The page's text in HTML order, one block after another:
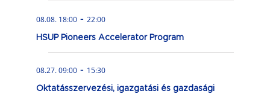
08.08. 18:00 - 22:00
HSUP Pioneers Accelerator Program
08.27. 09:00 - 15:30
Oktatásszervezési, igazgatási és gazdasági